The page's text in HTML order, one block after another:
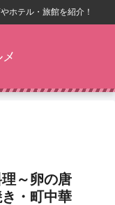
ホテル・旅館を紹介！
理～卵の唐
・町中華